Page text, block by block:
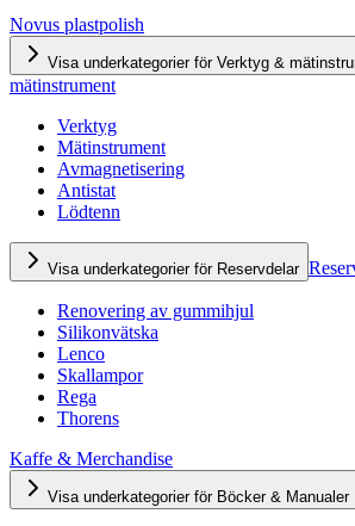
Novus plastpolish
Visa underkategorier för Verktyg &
mätinstrument
Verktyg
Mätinstrument
Avmagnetisering
Antistat
Lödtenn
Visa underkategorier för Reservdelar
Renovering av gummihjul
Silikonvätska
Lenco
Skallampor
Rega
Thorens
Kaffe & Merchandise
Visa underkategorier för Böcker & Manualer